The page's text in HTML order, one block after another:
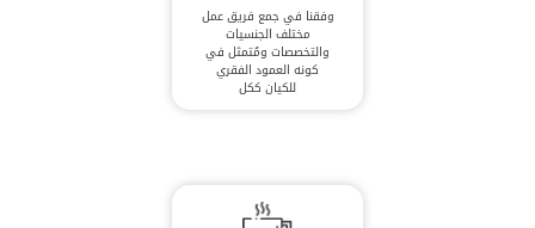
وفقنا في جمع فريق عمل
مختلف الجنسيات
والتخصصات ومُتمثل في
كونه العمود الفقري
للكيان ككل